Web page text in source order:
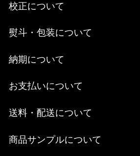
校正について
熨斗・包装について
納期について
お支払いについて
送料・配送について
商品サンプルについて